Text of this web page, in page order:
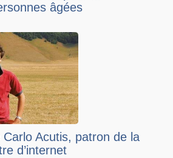
âgées
Acutis, patron de la
d’internet